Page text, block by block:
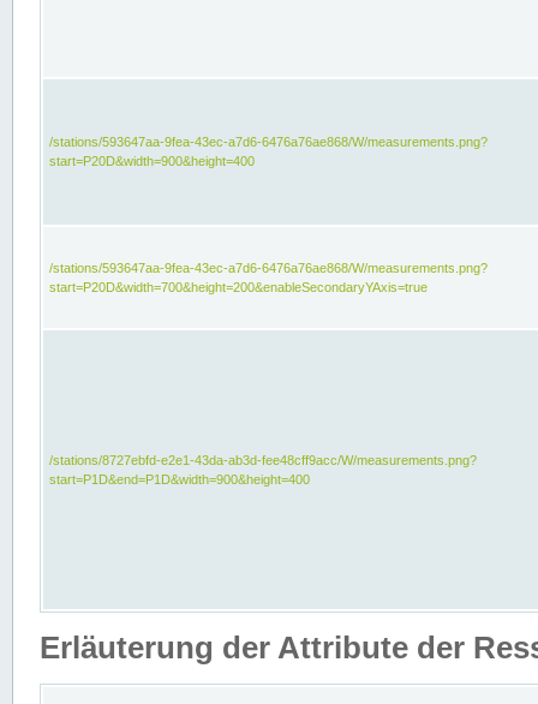
/stations/593647aa-9fea-43ec-a7d6-6476a76ae868/W/measurements.png?
start=P20D&width=900&height=400
/stations/593647aa-9fea-43ec-a7d6-6476a76ae868/W/measurements.png?
start=P20D&width=700&height=200&enableSecondaryYAxis=true
/stations/8727ebfd-e2e1-43da-ab3d-fee48cff9acc/W/measurements.png?
start=P1D&end=P1D&width=900&height=400
Erläuterung der Attribute der